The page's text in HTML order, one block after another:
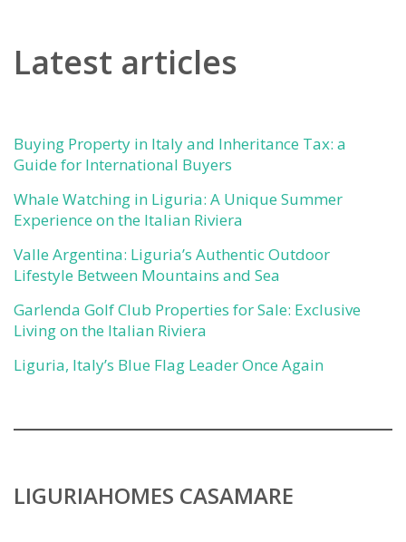
Latest articles
Buying Property in Italy and Inheritance Tax: a
Guide for International Buyers
Whale Watching in Liguria: A Unique Summer
Experience on the Italian Riviera
Valle Argentina: Liguria’s Authentic Outdoor
Lifestyle Between Mountains and Sea
Garlenda Golf Club Properties for Sale: Exclusive
Living on the Italian Riviera
Liguria, Italy’s Blue Flag Leader Once Again
LIGURIAHOMES CASAMARE